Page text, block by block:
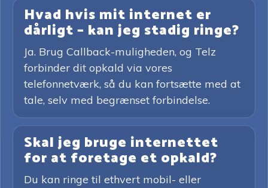
Hvad hvis mit internet er
dårligt – kan jeg stadig ringe?
Ja. Brug Callback-muligheden, og Telz
forbinder dit opkald via vores
telefonnetværk, så du kan fortsætte med at
tale, selv med begrænset forbindelse.
Skal jeg bruge internettet
for at foretage et opkald?
Du kan ringe til ethvert mobil- eller